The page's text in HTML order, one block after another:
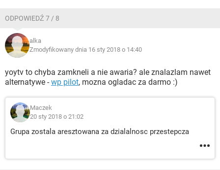
ODPOWIEDŹ 7 / 8
alka
Zmodyfikowany dnia 16 sty 2018 o 14:40
yoytv to chyba zamkneli a nie awaria? ale znalazlam nawet
alternatywe - wp pilot, mozna ogladac za darmo :)
Maczek
20 sty 2018 o 21:02
Grupa zostala aresztowana za dzialalnosc przestepcza